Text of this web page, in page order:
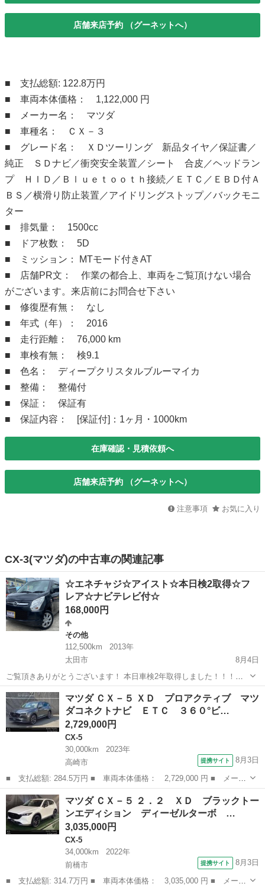
店舗来店予約 （グーネットへ）
■ 支払総額: 122.8万円
■ 車両本体価格： 1,122,000 円
■ メーカー名： マツダ
■ 車種名： ＣＸ－３
■ グレード名： ＸＤツーリング 新品タイヤ／保証書／
純正 ＳＤナビ／衝突安全装置／シート 合皮／ヘッドラン
プ ＨＩＤ／Ｂｌｕｅｔｏｏｔｈ接続／ＥＴＣ／ＥＢＤ付Ａ
ＢＳ／横滑り防止装置／アイドリングストップ／バックモニ
ター
■ 排気量： 1500cc
■ ドア枚数： 5D
■ ミッション： MTモード付きAT
■ 店舗PR文： 作業の都合上、車両をご覧頂けない場合
がございます。来店前にお問合せ下さい
■ 修復歴有無： なし
■ 年式（年）： 2016
■ 走行距離： 76,000 km
■ 車検有無： 検9.1
■ 色名： ディープクリスタルブルーマイカ
■ 整備： 整備付
■ 保証： 保証有
■ 保証内容： [保証付]：1ヶ月・1000km
在庫確認・見積依頼へ
店舗来店予約 （グーネットへ）
注意事項 お気に入り
CX-3(マツダ)の中古車の関連記事
☆エネチャジ☆アイスト☆本日検2取得☆フ
レア☆ナビテレビ付☆
168,000円
その他
112,500km
2013年
太田市
8月4日
ご覧頂きありがとうございます！ 本日車検2年取得しました！！！！
早い者勝ちとなっております！ エネチャージ アイドリングスト
ップ付車両です！ 整備内容 ◎エンジンオイルワコーズで交換 ◎オイ
ルフィルター ◎cvt...
群馬 太田市 その他
マツダ ＣＸ－５ ＸＤ プロアクティブ マツ
ダコネクトナビ ＥＴＣ ３６０°ビ…
2,729,000円
CX-5
30,000km
2023年
高崎市
提携サイト 8月3日
■ 支払総額: 284.5万円 ■ 車両本体価格： 2,729,000 円 ■ メーカ
ー名： マツダ ■ 車種名： ＣＸ－５ ■ グレード名： ＸＤ プ
ロアクティブ マツダコネクトナビ ＥＴＣ ３６０°ビューモニタ
ー 前後...
群馬 高崎市 CX-5
マツダ ＣＸ－５ ２．２ ＸＤ ブラックトー
ンエディション ディーゼルターボ …
3,035,000円
CX-5
34,000km
2022年
前橋市
提携サイト 8月3日
■ 支払総額: 314.7万円 ■ 車両本体価格： 3,035,000 円 ■ メーカ